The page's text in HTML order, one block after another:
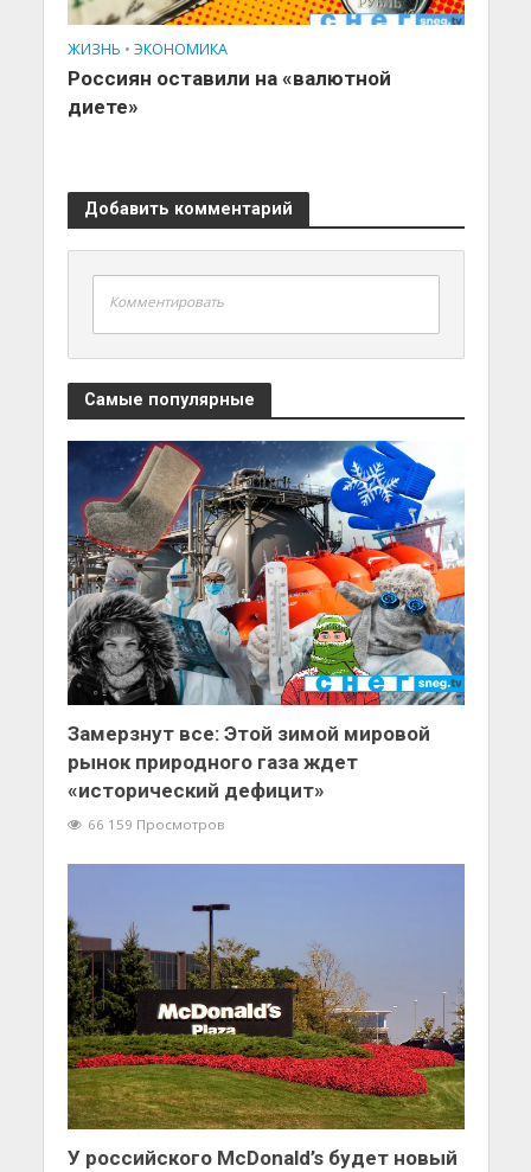
ЖИЗНЬ • ЭКОНОМИКА
Россиян оставили на «валютной
диете»
Добавить комментарий
Комментировать
Самые популярные
Замерзнут все: Этой зимой мировой
рынок природного газа ждет
«исторический дефицит»
66 159 Просмотров
У российского McDonald’s будет новый